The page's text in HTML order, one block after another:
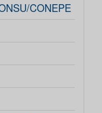
CONEPE